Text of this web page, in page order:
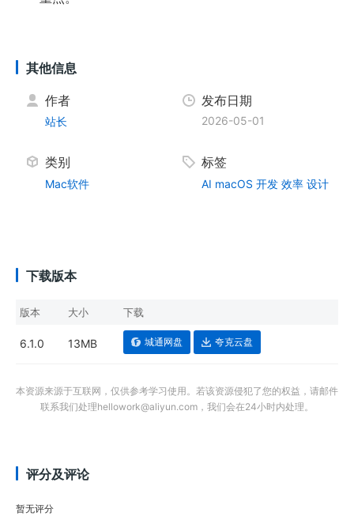
其他信息
作者
站长
发布日期
2026-05-01
类别
Mac软件
标签
AI macOS 开发 效率 设计
下载版本
版本 大小 下载
6.1.0 13MB 城通网盘 夸克云盘
本资源来源于互联网，仅供参考学习使用。若该资源侵犯了您的权益，请邮件
联系我们处理hellowork@aliyun.com，我们会在24小时内处理。
评分及评论
暂无评分